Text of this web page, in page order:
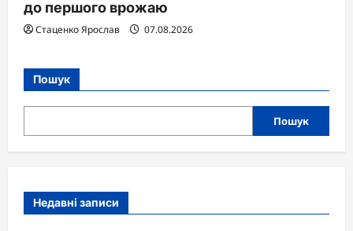
до першого врожаю
Стаценко Ярослав 07.08.2026
Пошук
Пошук
Недавні записи